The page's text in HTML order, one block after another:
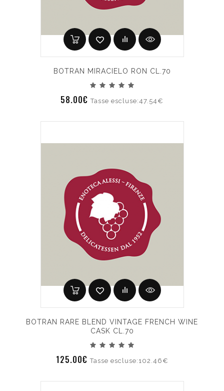
BOTRAN MIRACIELO RON CL.70
58.00€Tasse escluse:47.54€
BOTRAN RARE BLEND VINTAGE FRENCH WINE
CASK CL.70
125.00€Tasse escluse:102.46€